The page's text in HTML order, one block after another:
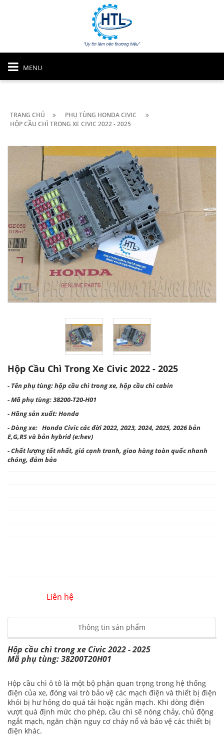
MENU
TRANG CHỦ
PHỤ TÙNG HONDA CIVIC
HỘP CẦU CHÌ TRONG XE CIVIC 2022 - 2025
Hộp Cầu Chì Trong Xe Civic 2022 - 2025
- Tên phụ tùng: hộp cầu chì trong xe, hộp cầu chì cabin
- Mã phụ tùng: 38200-T20-H01
- Hãng sản xuất: Honda
- Dòng xe: Honda Civic các đời 2022, 2023, 2024, 2025, 2026 bản
E,G,RS và bản hybrid (e:hev)
- Chất lượng tốt nhất, giá cạnh tranh, giao hàng toàn quốc nhanh
chóng, đảm bảo
Liên hệ
Thông tin sản phẩm
Hộp cầu chì trong xe Civic 2022 - 2025
Mã phụ tùng: 38200T20H01
Hộp cầu chì ô tô là một bộ phận quan trọng trong hệ thống
điện của xe, đóng vai trò bảo vệ các mạch điện và thiết bị điện
khỏi bị hư hỏng do quá tải hoặc ngắn mạch. Khi dòng điện
vượt quá định mức cho phép, cầu chì sẽ nóng chảy, chủ động
ngắt mạch, ngăn chặn nguy cơ cháy nổ và bảo vệ các thiết bị
điện khác.